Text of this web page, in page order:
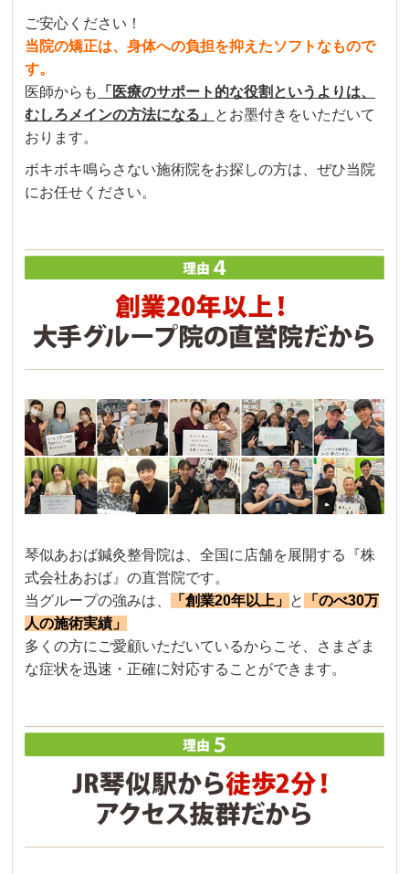
ご安心ください！
当院の矯正は、身体への負担を抑えたソフトなもので
す。
医師からも
「医療のサポート的な役割というよりは、
むしろメインの方法になる」
とお墨付きをいただいて
おります。
ボキボキ鳴らさない施術院をお探しの方は、ぜひ当院
にお任せください。
琴似あおば鍼灸整骨院は、全国に店舗を展開する『株
式会社あおば』の直営院です。
当グループの強みは、
「創業20年以上」 と
「のべ30万
人の施術実績」
多くの方にご愛顧いただいているからこそ、さまざま
な症状を迅速・正確に対応することができます。